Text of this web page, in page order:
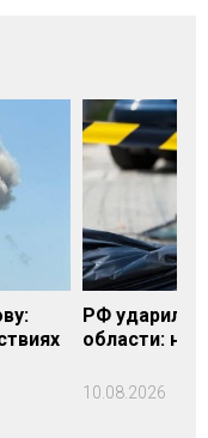
РФ ударила
области: на
10.08.2026